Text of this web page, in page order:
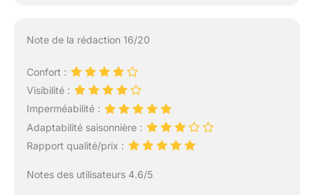
Note de la rédaction 16/20
Confort :
Visibilité :
Imperméabilité :
Adaptabilité saisonnière :
Rapport qualité/prix :
Notes des utilisateurs 4.6/5